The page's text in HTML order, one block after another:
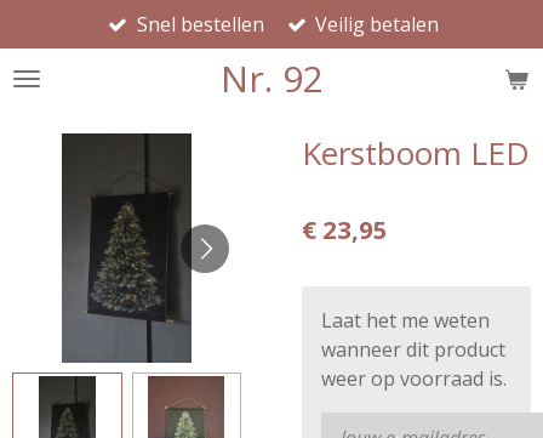
direct
naar
Nr. 92
Snel bestellen Veilig betalen
Kerstboom LED
€ 23,95
Laat het me weten
wanneer dit product
weer op voorraad is.